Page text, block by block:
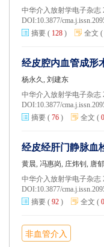
中华介入放射学电子杂志
DOI:10.3877/
摘要 ( 128 ) 全文 (
经皮腔内血管成形
杨永久, 刘建东
中华介入放射学电子杂志
DOI:10.3877/
摘要 ( 76 ) 全文 ( 0
经皮经肝门静脉血
黄晨, 冯惠岗, 庄炜钊, 唐
中华介入放射学电子杂志
DOI:10.3877/
摘要 ( 92 ) 全文 ( 0
非血管介入